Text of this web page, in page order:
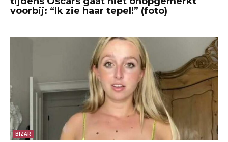
voorbij: “Ik zie haar tepel!” (foto)
BIZAR